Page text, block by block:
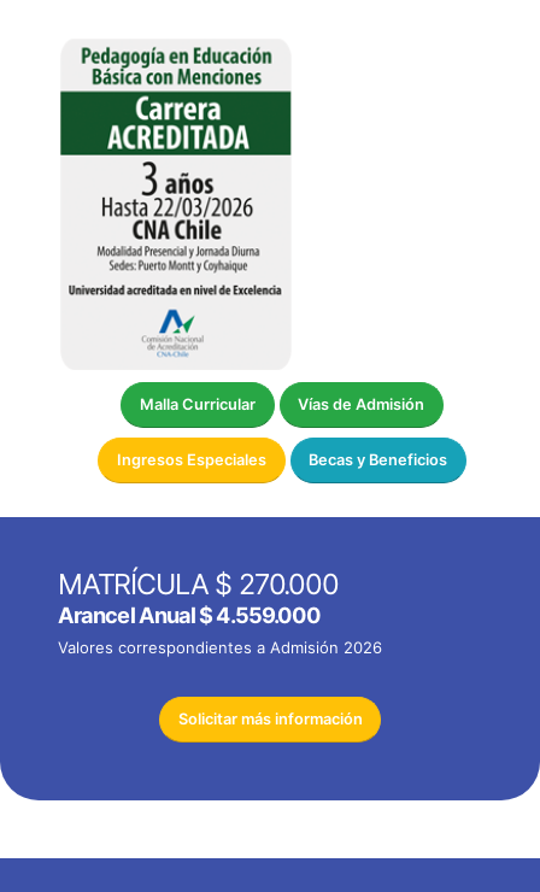
Malla Curricular Vías de Admisión
Ingresos Especiales Becas y Beneficios
MATRÍCULA $ 270.000
Arancel Anual$ 4.559.000
Valores correspondientes a Admisión 2026
Solicitar más información